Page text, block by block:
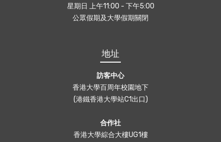
星期日 上午11:00 - 下午5:00
公眾假期及大學假期關閉
地址
訪客中心
香港大學百周年校園地下
(港鐵香港大學站C1出口)
合作社
香港大學綜合大樓UG1樓